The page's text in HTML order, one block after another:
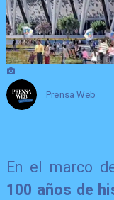
Prensa Web
En el marco
100 años de